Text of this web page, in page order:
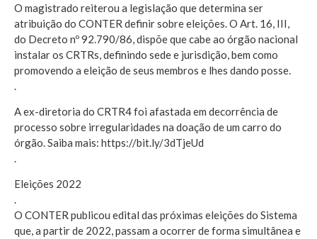
O magistrado reiterou a legislação que determina ser
atribuição do CONTER definir sobre eleições. O Art. 16, III,
do Decreto nº 92.790/86, dispõe que cabe ao órgão nacional
instalar os CRTRs, definindo sede e jurisdição, bem como
promovendo a eleição de seus membros e lhes dando posse.
.
A ex-diretoria do CRTR4 foi afastada em decorrência de
processo sobre irregularidades na doação de um carro do
órgão. Saiba mais: https://bit.ly/3dTjeUd
.
Eleições 2022
.
O CONTER publicou edital das próximas eleições do Sistema
que, a partir de 2022, passam a ocorrer de forma simultânea e